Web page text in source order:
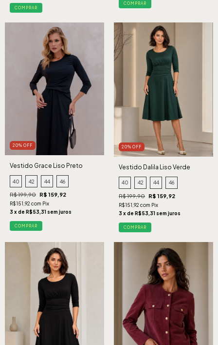
COMPRAR
COMPRAR
20% OFF
Vestido Grace Liso Preto
40 42 44 46
R$ 199,90 R$ 159,92
R$151,92 com Pix
3 x de R$53,31 sem juros
COMPRAR
20% OFF
Vestido Dalila Liso Verde
40 42 44 46
R$ 199,90 R$ 159,92
R$151,92 com Pix
3 x de R$53,31 sem juros
COMPRAR